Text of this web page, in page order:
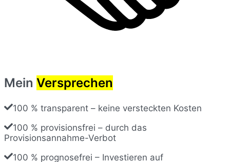
Mein Versprechen
100 % transparent – keine versteckten Kosten
100 % provisionsfrei – durch das
Provisionsannahme-Verbot
100 % prognosefrei – Investieren auf